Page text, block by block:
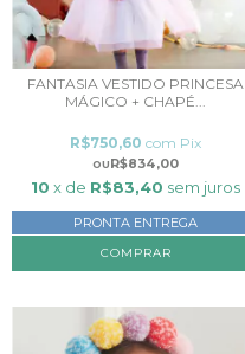
FANTASIA VESTIDO PRINCESA
MÁGICO + CHAPÉ...
R$834,00
R$750,60 com Pix
10 x de R$83,40 sem juros
PRONTA ENTREGA
COMPRAR